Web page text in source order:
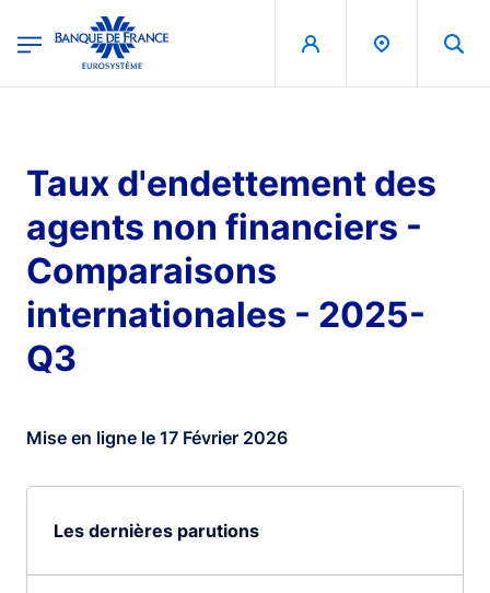
Banque de France - Menu Principal
Taux d'endettement des
agents non financiers -
Comparaisons
internationales - 2025-
Q3
Mise en ligne le 17 Février 2026
Les dernières parutions